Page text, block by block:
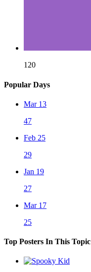
120
Popular Days
Mar 13
47
Feb 25
29
Jan 19
27
Mar 17
25
Top Posters In This Topic